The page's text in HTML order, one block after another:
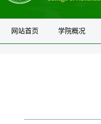
网站首页 学院概况